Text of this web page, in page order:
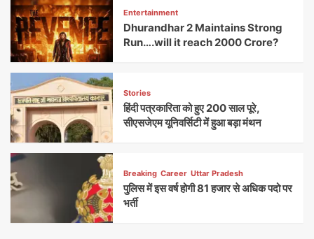
Entertainment
Dhurandhar 2 Maintains Strong
Run….will it reach 2000 Crore?
Stories
हिंदी पत्रकारिता को हुए 200 साल पूरे,
सीएसजेएम यूनिवर्सिटी में हुआ बड़ा मंथन
Breaking Career Uttar Pradesh
पुलिस में इस वर्ष होगी 81 हजार से अधिक पदो पर
भर्ती